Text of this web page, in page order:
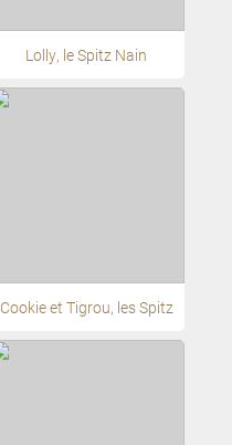
Lolly, le Spitz Nain
Cookie et Tigrou, les Spitz